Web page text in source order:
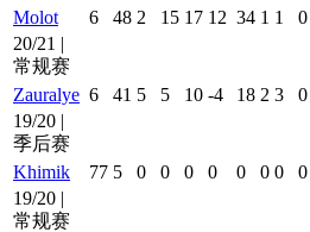
Molot
6 48 2 15 17 12 34 1 1 0
20/21 |
常规赛
Zauralye 6 41 5 5 10 -4 18 2 3 0
19/20 |
季后赛
Khimik
77 5 0 0 0 0 0 0 0 0
19/20 |
常规赛